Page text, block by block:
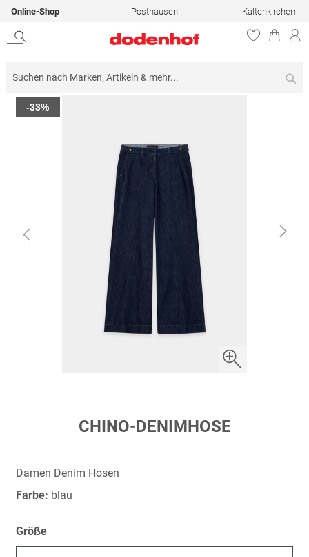
Online-Shop Posthausen Kaltenkirchen
Zum
Ende
-33%
springen
CHINO-DENIMHOSE
Damen Denim Hosen
Farbe: blau
Größe